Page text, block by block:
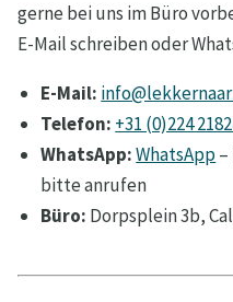
gerne bei uns im Büro
E-Mail schreiben oder
E-Mail:
Telefon: +31 (0)224
WhatsApp:WhatsApp
bitte anrufen
Büro: Dorpsplein 3b,